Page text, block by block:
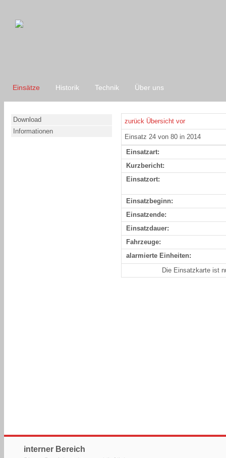
Einsätze Historik Technik Über uns
Download
Informationen
zurück Übersicht vor
Einsatz 24 von 80 in 2014
Einsatzart:
Kurzbericht:
Einsatzort:
Einsatzbeginn:
Einsatzende:
Einsatzdauer:
Fahrzeuge:
alarmierte Einheiten:
Die Einsatzkarte ist
interner Bereich